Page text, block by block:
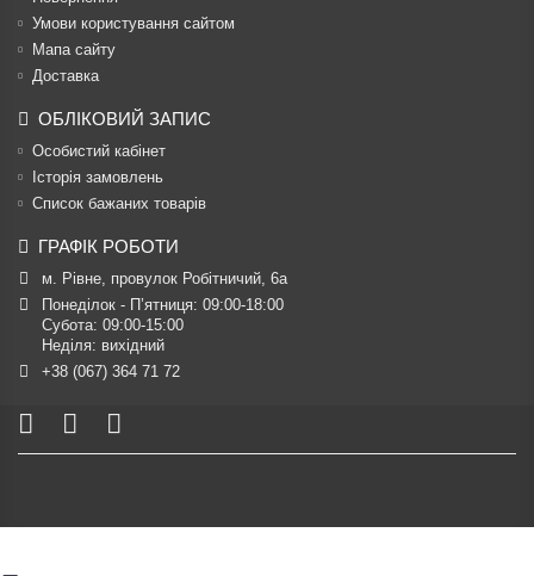
Умови користування сайтом
Мапа сайту
Доставка
ОБЛІКОВИЙ ЗАПИС
Особистий кабінет
Історія замовлень
Список бажаних товарів
ГРАФІК РОБОТИ
м. Рівне, провулок Робітничий, 6а
Понеділок - П’ятниця: 09:00-18:00
Субота: 09:00-15:00
Неділя: вихідний
+38 (067) 364 71 72